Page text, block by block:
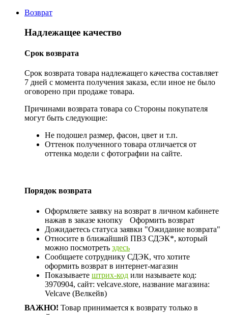
Возврат
Надлежащее качество
Срок возврата
Срок возврата товара надлежащего качества составляет
7 дней с момента получения заказа, если иное не было
оговорено при продаже товара.
Причинами возврата товара со Стороны покупателя
могут быть следующие:
Не подошел размер, фасон, цвет и т.п.
Оттенок полученного товара отличается от
оттенка модели с фотографии на сайте.
Порядок возврата
Оформляете заявку на возврат в личном кабинете
нажав в заказе кнопку
Оформить возврат
Дожидаетесь статуса заявки "Ожидание возврата"
Относите в ближайший ПВЗ СДЭК*, который
можно посмотреть здесь
Сообщаете сотруднику СДЭК, что хотите
оформить возврат в интернет-магазин
Показываете штрих-код или называете код:
3970904, сайт: velcave.store, название магазина:
Velcave (Велкейв)
ВАЖНО! Товар принимается к возврату только в